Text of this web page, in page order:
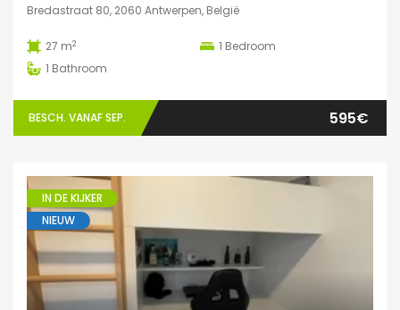
Bredastraat 80, 2060 Antwerpen, België
27 m2 1 Bedroom
1 Bathroom
BESCH. VANAF SEP. 595€
IN DE KIJKER
NIEUW